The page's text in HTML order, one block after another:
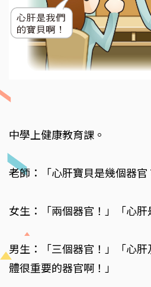
中學上健康教育課。
老師：「心肝寶貝是幾個器官
女生：「兩個器官！」「心
男生：「三個器官！」「心
體很重要的器官啊！」